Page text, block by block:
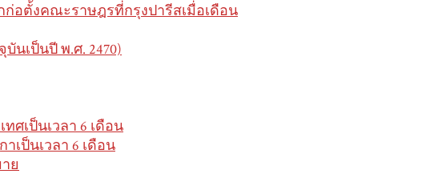
ก่อตั้งคณะราษฎรที่กรุงปารีสเมื่อเดือน
นเป็นปี พ.ศ. 2470)
ศเป็นเวลา 6 เดือน
เป็นเวลา 6 เดือน
ย